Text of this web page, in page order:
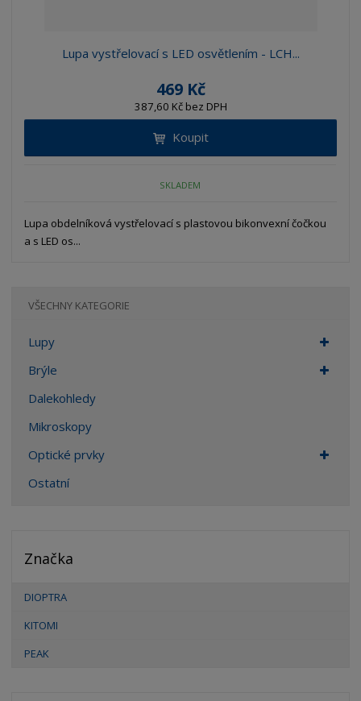
Lupa vystřelovací s LED osvětlením - LCH...
469 Kč
387,60 Kč bez DPH
Koupit
SKLADEM
Lupa obdelníková vystřelovací s plastovou bikonvexní čočkou
a s LED os...
VŠECHNY KATEGORIE
Lupy
Brýle
Dalekohledy
Mikroskopy
Optické prvky
Ostatní
Značka
DIOPTRA
KITOMI
PEAK